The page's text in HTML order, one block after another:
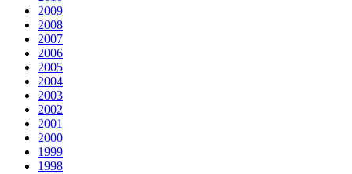
2009
2008
2007
2006
2005
2004
2003
2002
2001
2000
1999
1998